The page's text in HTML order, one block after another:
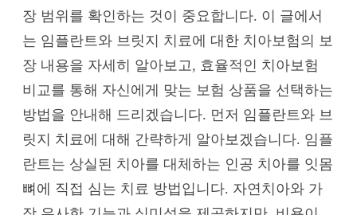
장 범위를 확인하는 것이 중요합니다. 이 글에서
는 임플란트와 브릿지 치료에 대한 치아보험의 보
장 내용을 자세히 알아보고, 효율적인 치아보험
비교를 통해 자신에게 맞는 보험 상품을 선택하는
방법을 안내해 드리겠습니다. 먼저 임플란트와 브
릿지 치료에 대해 간략하게 알아보겠습니다. 임플
란트는 상실된 치아를 대체하는 인공 치아를 잇몸
뼈에 직접 심는 치료 방법입니다. 자연치아와 가